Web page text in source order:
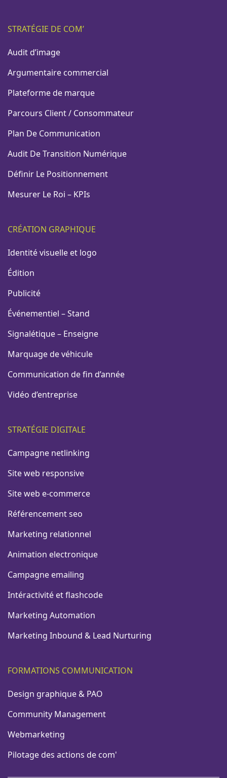
STRATÉGIE DE COM’
Audit d’image
Argumentaire commercial
Plateforme de marque
Parcours Client / Consommateur
Plan De Communication
Audit De Transition Numérique
Définir Le Positionnement
Mesurer Le Roi – KPIs
CRÉATION GRAPHIQUE
Identité visuelle et logo
Édition
Publicité
Événementiel – Stand
Signalétique – Enseigne
Marquage de véhicule
Communication de fin d’année
Vidéo d’entreprise
STRATÉGIE DIGITALE
Campagne netlinking
Site web responsive
Site web e-commerce
Référencement seo
Marketing relationnel
Animation electronique
Campagne emailing
Intéractivité et flashcode
Marketing Automation
Marketing Inbound & Lead Nurturing
FORMATIONS COMMUNICATION
Design graphique & PAO
Community Management
Webmarketing
Pilotage des actions de com'